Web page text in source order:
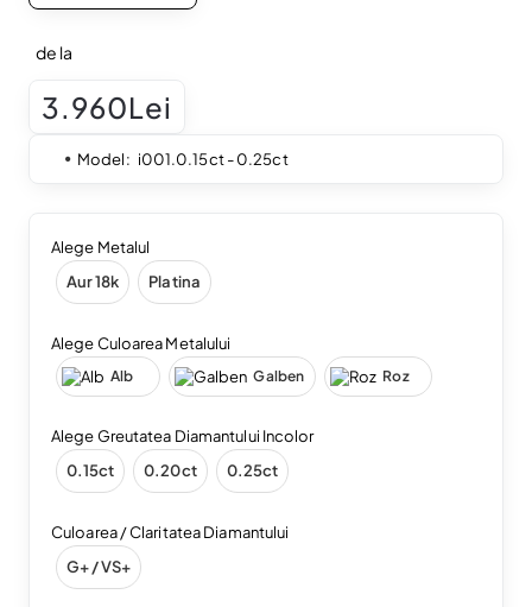
de la
3.960Lei
Model: i001.0.15ct - 0.25ct
Alege Metalul
Aur 18k
Platina
Alege Culoarea Metalului
Alb Galben Roz
Alege Greutatea Diamantului Incolor
0.15ct
0.20ct 0.25ct
Culoarea / Claritatea Diamantului
G+ / VS+